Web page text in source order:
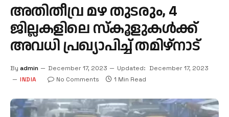
അതിതീവ്ര മഴ തുടരും, 4
ജില്ലകളിലെ സ്കൂളുകള്‍ക്ക്
അവധി പ്രഖ്യാപിച്ച് തമിഴ്നാട്
By admin December 17, 2023 Updated: December 17, 2023
INDIA
No Comments 1 Min Read